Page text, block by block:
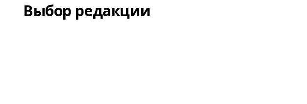
Выбор редакции